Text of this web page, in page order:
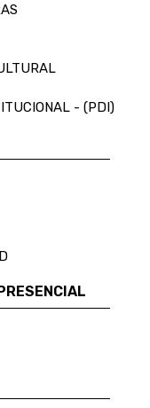
- (PDI)